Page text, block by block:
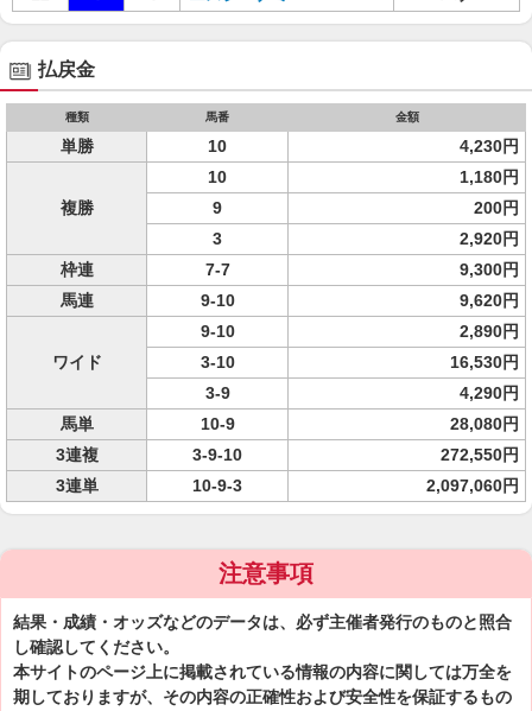
払戻金
種類 馬番 金額
単勝 10 4,230円
複勝
10
1,180円
9
200円
3
2,920円
枠連
7-7
9,300円
馬連
9-10 9,620円
ワイド
9-10
2,890円
3-10
16,530円
3-9
4,290円
馬単
10-9
28,080円
3連複
3-9-10
272,550円
3連単
10-9-3 2,097,060円
注意事項
結果・成績・オッズなどのデータは、必ず主催者発行のものと照合
し確認してください。
本サイトのページ上に掲載されている情報の内容に関しては万全を
期しておりますが、その内容の正確性および安全性を保証するもの